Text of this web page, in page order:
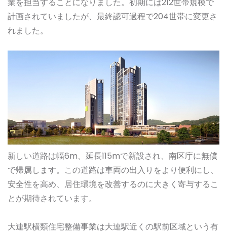
計画されていましたが、最終認可過程で204世帯に変更さ
れました。
新しい道路は幅6m、延長115mで新設され、南区庁に無償
で帰属します。この道路は車両の出入りをより便利にし、
安全性を高め、居住環境を改善するのに大きく寄与するこ
とが期待されています。
大連駅横類住宅整備事業は大連駅近くの駅前区域という有